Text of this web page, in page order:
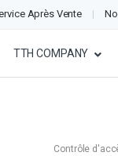
Après Vente
TTH COMPANY
Contrôle